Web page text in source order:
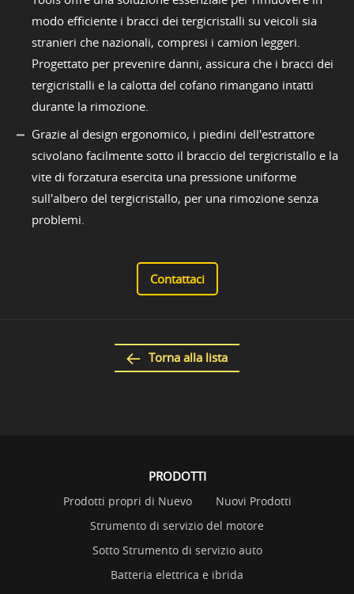
modo efficiente i bracci dei tergicristalli su veicoli sia
stranieri che nazionali, compresi i camion leggeri.
Progettato per prevenire danni, assicura che i bracci dei
tergicristalli e la calotta del cofano rimangano intatti
durante la rimozione.
Grazie al design ergonomico, i piedini dell'estrattore
scivolano facilmente sotto il braccio del tergicristallo e la
vite di forzatura esercita una pressione uniforme
sull'albero del tergicristallo, per una rimozione senza
problemi.
Contattaci
Torna alla lista
PRODOTTI
Prodotti propri di Nuevo
Nuovi Prodotti
Strumento di servizio del motore
Sotto Strumento di servizio auto
Batteria elettrica e ibrida